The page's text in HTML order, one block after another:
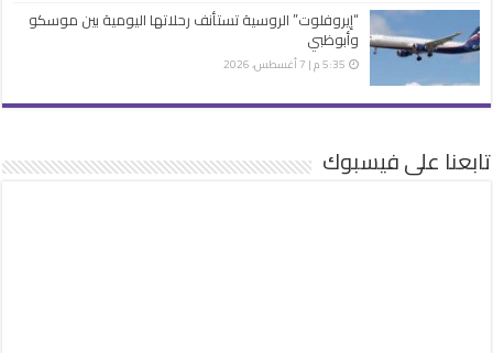
“إيروفلوت” الروسية تستأنف رحلاتها اليومية بين موسكو
وأبوظبي
5:35 م | 7 أغسطس، 2026
تابعنا على فيسبوك